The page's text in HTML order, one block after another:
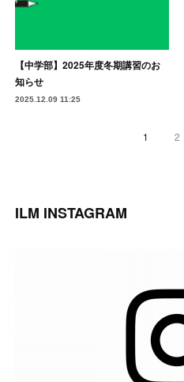
【中学部】2025年度冬期講習のお
知らせ
2025.12.09 11:25
1 2
ILM INSTAGRAM